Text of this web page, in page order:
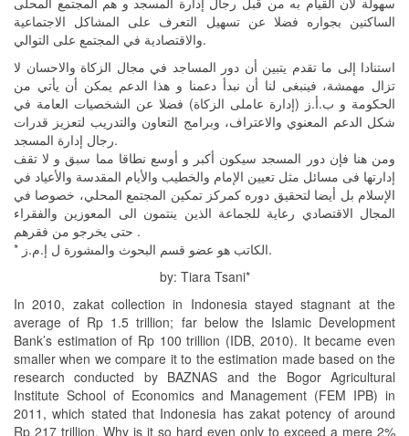
الساكنين بجواره فضلا عن تسهيل التعرف على المشاكل الاجتماعية
والاقتصادية في المجتمع على التوالي.
استنادا إلى ما تقدم يتبين أن دور المساجد في مجال الزكاة والاحسان لا
تزال مهمشة، فينبغى لنا أن نبدأ دعمنا و هذا الدعم يمكن أن يأتي من
الحكومة و ب.أ.ز (إدارة عاملى الزكاة) فضلا عن الشخصيات العامة في
شكل الدعم المعنوي والاعتراف، وبرامج التعاون والتدريب لتعزيز قدرات
رجال إدارة المسجد.
ومن هنا فإن دور المسجد سيكون أكبر و أوسع نطاقا مما سبق و لا تقف
إدارتها فى مسائل مثل تعيين الإمام والخطيب والأيام المقدسة والأعياد في
الإسلام بل أيضا لتحقيق دوره كمركز تمكين المجتمع المحلي، خصوصا في
المجال الاقتصادي رعاية للجماعة الذين ينتمون الى المعوزين والفقراء
حتى يخرجو من فقرهم .
* الكاتب هو عضو قسم البحوث والمشورة ل إ.م.ز.
by: Tiara Tsani*
In 2010, zakat collection in Indonesia stayed stagnant at the
average of Rp 1.5 trillion; far below the Islamic Development
Bank’s estimation of Rp 100 trillion (IDB, 2010). It became even
smaller when we compare it to the estimation made based on the
research conducted by BAZNAS and the Bogor Agricultural
Institute School of Economics and Management (FEM IPB) in
2011, which stated that Indonesia has zakat potency of around
Rp 217 trillion. Why is it so hard even only to exceed a mere 2%